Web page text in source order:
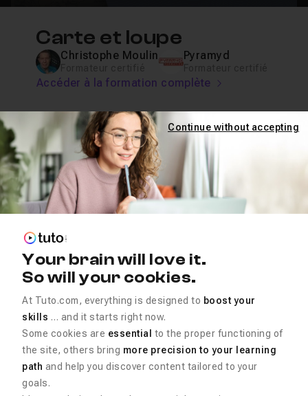
Carte et loupe
Christophe Moulin Pyramyd
Accéder à la formation complète